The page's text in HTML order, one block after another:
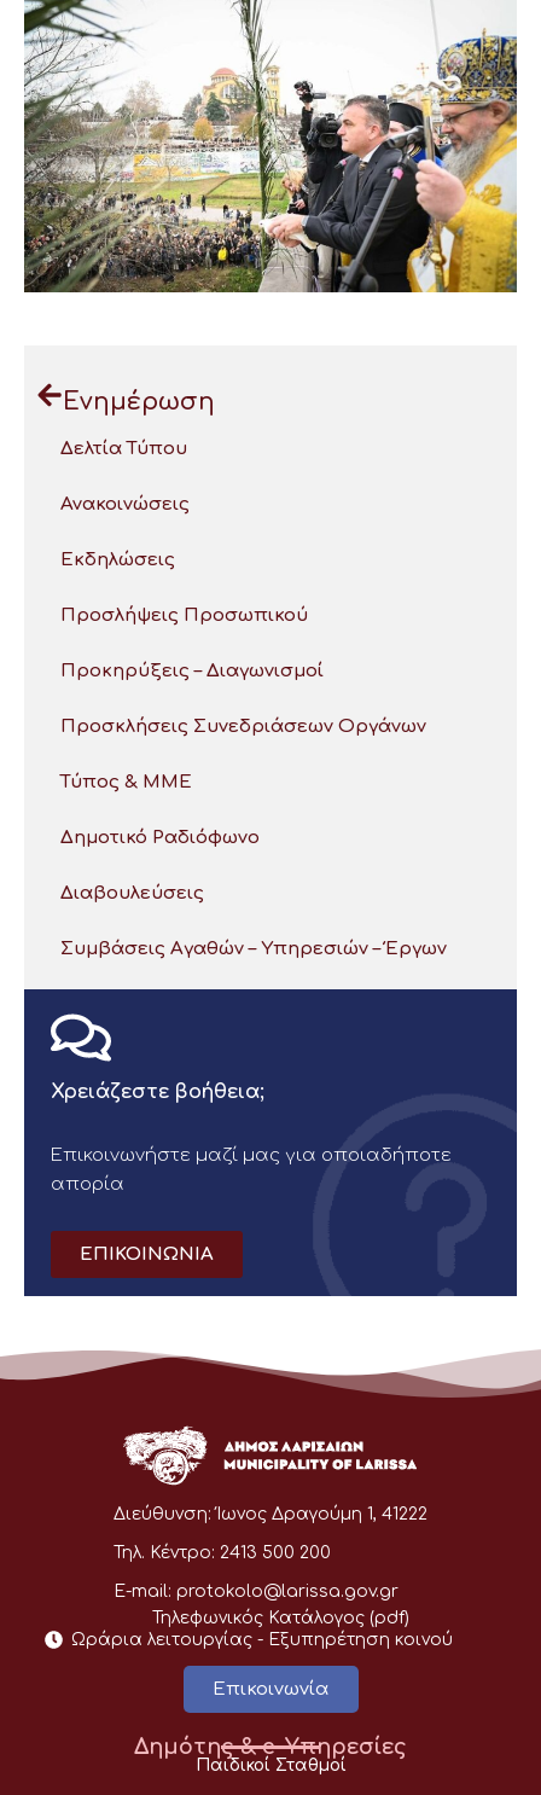
Ενημέρωση
Δελτία Τύπου
Ανακοινώσεις
Εκδηλώσεις
Προσλήψεις Προσωπικού
Προκηρύξεις – Διαγωνισμοί
Προσκλήσεις Συνεδριάσεων Οργάνων
Τύπος & ΜΜΕ
Δημοτικό Ραδιόφωνο
Διαβουλεύσεις
Συμβάσεις Αγαθών – Υπηρεσιών – Έργων
Χρειάζεστε βοήθεια;
Επικοινωνήστε μαζί μας για οποιαδήποτε
απορία
ΕΠΙΚΟΙΝΩΝΙΑ
Διεύθυνση: Ίωνος Δραγούμη 1, 41222
Τηλ. Κέντρο: 2413 500 200
E-mail: protokolo@larissa.gov.gr
Τηλεφωνικός Κατάλογος (pdf)
Ωράρια λειτουργίας - Eξυπηρέτηση κοινού
Επικοινωνία
Δημότης & e-Υπηρεσίες
Παιδικοί Σταθμοί